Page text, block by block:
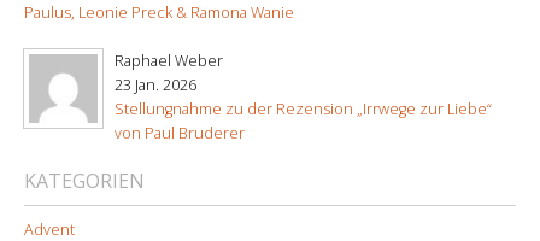
Paulus, Leonie Preck & Ramona Wanie
Raphael Weber
23 Jan. 2026
Stellungnahme zu der Rezension „Irrwege zur Liebe“
von Paul Bruderer
KATEGORIEN
Advent